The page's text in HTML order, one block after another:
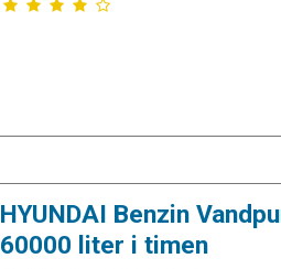
HYUNDAI Benzin
60000 liter i timen